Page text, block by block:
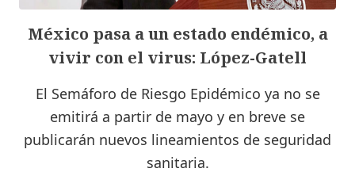
México pasa a un estado endémico, a
vivir con el virus: López-Gatell
El Semáforo de Riesgo Epidémico ya no se
emitirá a partir de mayo y en breve se
publicarán nuevos lineamientos de seguridad
sanitaria.